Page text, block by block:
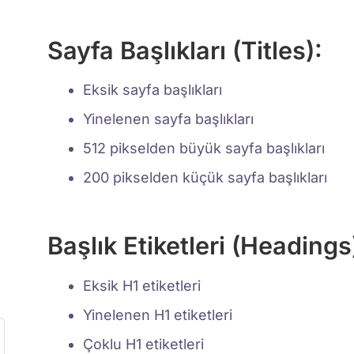
Sayfa Başlıkları (Titles):
Eksik sayfa başlıkları
Yinelenen sayfa başlıkları
512 pikselden büyük sayfa başlıkları
200 pikselden küçük sayfa başlıkları
Başlık Etiketleri
Eksik H1 etiketleri
Yinelenen H1 etiketleri
Çoklu H1 etiketleri